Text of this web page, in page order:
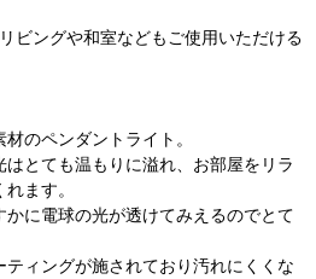
ビングや和室などもご使用いただける
のペンダントライト。
とても温もりに溢れ、お部屋をリラ
ます。
に電球の光が透けてみえるのでとて
ィングが施されており汚れにくくな